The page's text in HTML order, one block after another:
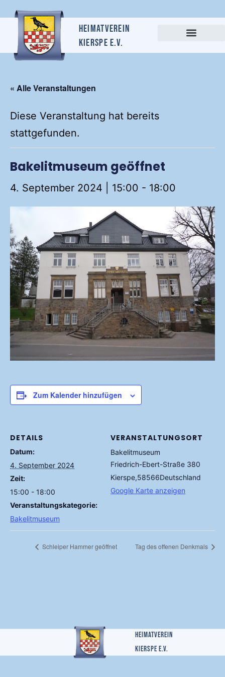
Heimatverein
Kierspe e.v.
« Alle Veranstaltungen
Diese Veranstaltung hat bereits
stattgefunden.
Bakelitmuseum geöffnet
4. September 2024 | 15:00 - 18:00
Zum Kalender hinzufügen
DETAILS
Datum:
4. September 2024
Zeit:
15:00 - 18:00
Veranstaltungskategorie:
Bakelitmuseum
VERANSTALTUNGSORT
Bakelitmuseum
Friedrich-Ebert-Straße 380
Kierspe,58566Deutschland
Google Karte anzeigen
Schleiper Hammer geöffnet Tag des offenen Denkmals
Heimatverein
Kierspe e.v.